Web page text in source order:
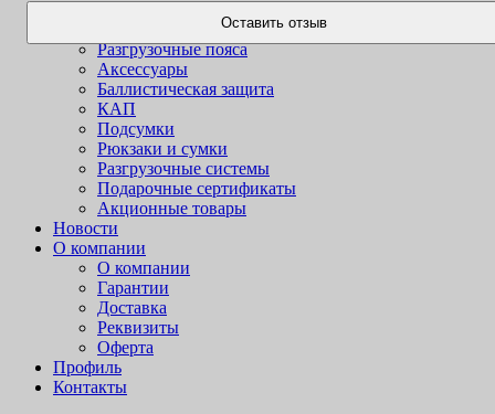
Разгрузочные пояса
Аксессуары
Баллистическая защита
КАП
Подсумки
Рюкзаки и сумки
Разгрузочные системы
Подарочные сертификаты
Акционные товары
Новости
О компании
О компании
Гарантии
Доставка
Реквизиты
Оферта
Профиль
Контакты
Оставить отзыв